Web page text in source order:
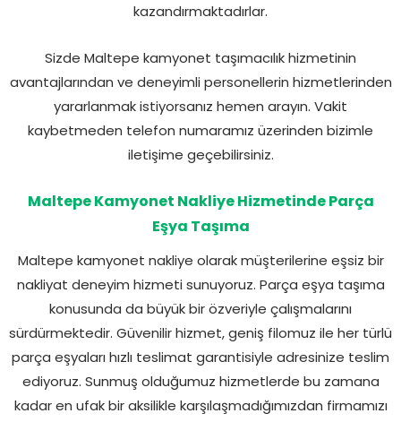
kazandırmaktadırlar.
Sizde Maltepe kamyonet taşımacılık hizmetinin
avantajlarından ve deneyimli personellerin hizmetlerinden
yararlanmak istiyorsanız hemen arayın. Vakit
kaybetmeden telefon numaramız üzerinden bizimle
iletişime geçebilirsiniz.
Maltepe Kamyonet Nakliye Hizmetinde Parça
Eşya Taşıma
Maltepe kamyonet nakliye olarak müşterilerine eşsiz bir
nakliyat deneyim hizmeti sunuyoruz. Parça eşya taşıma
konusunda da büyük bir özveriyle çalışmalarını
sürdürmektedir. Güvenilir hizmet, geniş filomuz ile her türlü
parça eşyaları hızlı teslimat garantisiyle adresinize teslim
ediyoruz. Sunmuş olduğumuz hizmetlerde bu zamana
kadar en ufak bir aksilikle karşılaşmadığımızdan firmamızı